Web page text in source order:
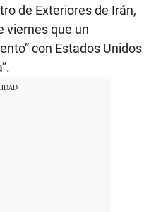
de Exteriores de Irán,
viernes que un
con Estados Unidos